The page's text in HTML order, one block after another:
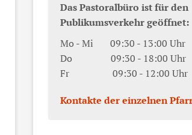
Das Pastoralbüro ist für den
Publikumsverkehr geöffnet:
Mo - Mi 09:30 - 13:00 Uhr
Do 09:30 - 18:00 Uhr
Fr 09:30 - 12:00 Uhr
Kontakte der einzelnen